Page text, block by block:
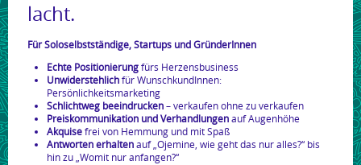
lacht.
Für Soloselbstständige, Startups und GründerInnen
Echte Positionierungfürs Herzensbusiness
Unwiderstehlichfür WunschkundInnen:
Persönlichkeitsmarketing
Schlichtweg beeindrucken– verkaufen ohne zu verkaufen
Preiskommunikation und Verhandlungenauf Augenhöhe
Akquisefrei von Hemmung und mit Spaß
Antworten erhaltenauf „Ojemine, wie geht das nur alles?“ bis
hin zu „Womit nur anfangen?“